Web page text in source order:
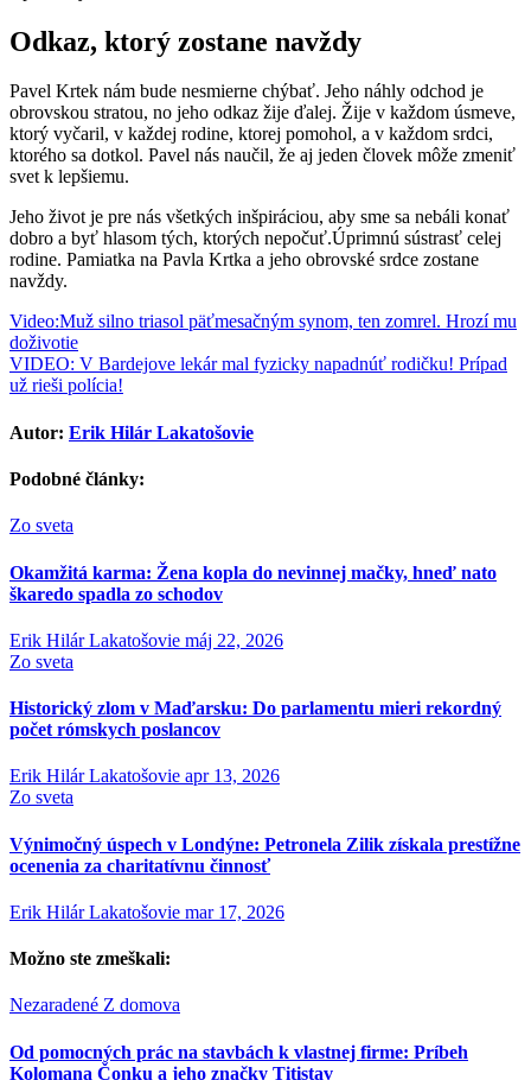
Odkaz, ktorý zostane navždy​
Pavel Krtek nám bude nesmierne chýbať. Jeho náhly odchod je
obrovskou stratou, no jeho odkaz žije ďalej. Žije v každom úsmeve,
ktorý vyčaril, v každej rodine, ktorej pomohol, a v každom srdci,
ktorého sa dotkol. Pavel nás naučil, že aj jeden človek môže zmeniť
svet k lepšiemu.
Jeho život je pre nás všetkých inšpiráciou, aby sme sa nebáli konať
dobro a byť hlasom tých, ktorých nepočuť.​Úprimnú sústrasť celej
rodine. Pamiatka na Pavla Krtka a jeho obrovské srdce zostane
navždy.
Navigácia
v
článku
Video:Muž silno triasol päťmesačným synom, ten zomrel. Hrozí mu
doživotie
VIDEO: V Bardejove lekár mal fyzicky napadnúť rodičku! Prípad
už rieši polícia!
Autor: Erik Hilár Lakatošovie
Podobné články:
Zo sveta
Okamžitá karma: Žena kopla do nevinnej mačky, hneď nato
škaredo spadla zo schodov
Erik Hilár Lakatošovie máj 22, 2026
Zo sveta
Historický zlom v Maďarsku: Do parlamentu mieri rekordný
počet rómskych poslancov
Erik Hilár Lakatošovie apr 13, 2026
Zo sveta
Výnimočný úspech v Londýne: Petronela Zilik získala prestížne
ocenenia za charitatívnu činnosť
Erik Hilár Lakatošovie mar 17, 2026
Možno ste zmeškali:
Nezaradené Z domova
Od pomocných prác na stavbách k vlastnej firme: Príbeh
Kolomana Čonku a jeho značky Titistav